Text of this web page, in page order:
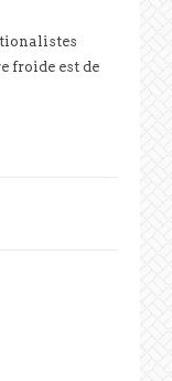
froide est de